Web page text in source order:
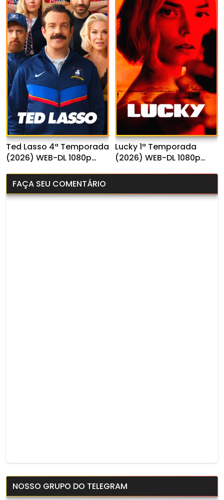
Ted Lasso 4ª Temporada
(2026) WEB-DL 1080p
Lucky 1ª Temporada
(2026) WEB-DL 1080p
FAÇA SEU COMENTÁRIO
NOSSO GRUPO DO TELEGRAM